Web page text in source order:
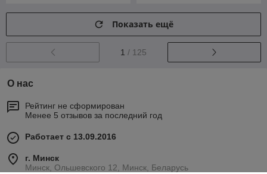
Показать ещё
1 / 125
О нас
Рейтинг не сформирован
Менее 5 отзывов за последний год
Работает с 13.09.2016
г. Минск
Минск, Ольшевского 12, Минск, Беларусь